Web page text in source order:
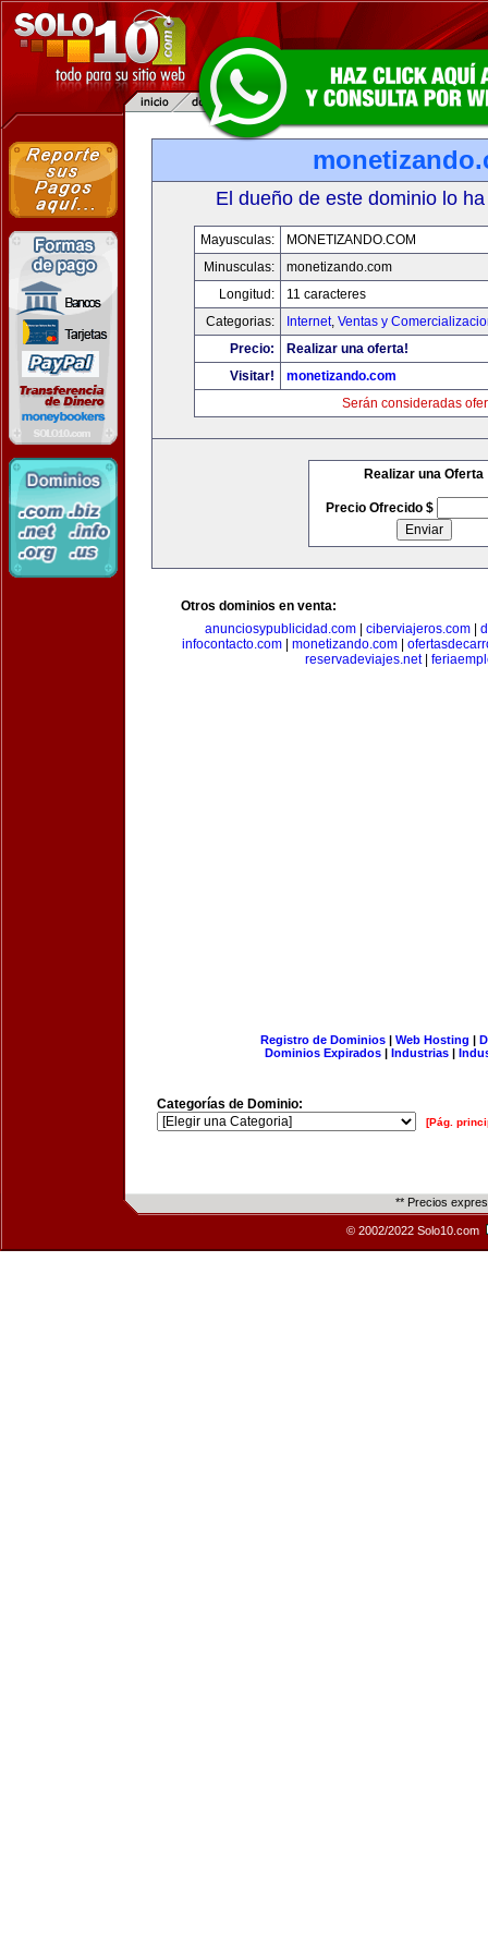
El dueño de este dominio lo
Mayusculas:
MONETIZANDO.COM
Minusculas:
monetizando.com
Longitud:
11 caracteres
Categorias:
Internet, Ventas y
Precio:
Realizar una oferta!
Visitar!
monetizando.com
Serán consideradas
Realizar una Oferta
Precio Ofrecido $
Otros dominios en venta:
anunciosypublicidad.com| ciberviajeros.com|
infocontacto.com
monetizando.com
reservadeviajes.net|
Registro de Dominios| Web Hosting |
Dominios Expirados | Industrias |
Categorías de Dominio:
[Pág.
** Precios
© 2002/2022 Solo10.com